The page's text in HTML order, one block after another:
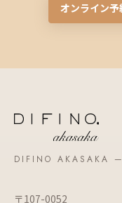
オンライン予
DIFINO AKASAKA
〒107-0052